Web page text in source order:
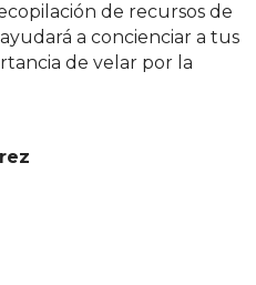
de recursos de
a concienciar a tus
de velar por la